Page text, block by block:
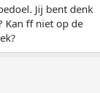
Jij bent denk
Kan ff niet op de